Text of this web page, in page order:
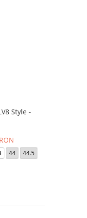
Style -
44
44.5